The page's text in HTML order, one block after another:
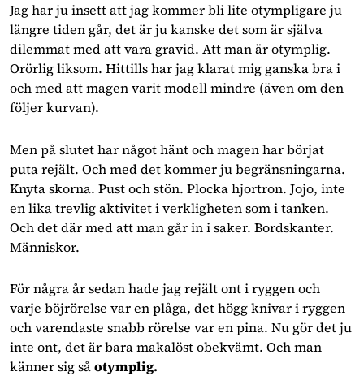
Jag har ju insett att jag kommer bli lite otympligare ju
längre tiden går, det är ju kanske det som är själva
dilemmat med att vara gravid. Att man är otymplig.
Orörlig liksom. Hittills har jag klarat mig ganska bra i
och med att magen varit modell mindre (även om den
följer kurvan).
Men på slutet har något hänt och magen har börjat
puta rejält. Och med det kommer ju begränsningarna.
Knyta skorna. Pust och stön. Plocka hjortron. Jojo, inte
en lika trevlig aktivitet i verkligheten som i tanken.
Och det där med att man går in i saker. Bordskanter.
Människor.
För några år sedan hade jag rejält ont i ryggen och
varje böjrörelse var en plåga, det högg knivar i ryggen
och varendaste snabb rörelse var en pina. Nu gör det ju
inte ont, det är bara makalöst obekvämt. Och man
känner sig så otymplig.